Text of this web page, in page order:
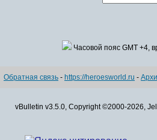
Часовой пояс GMT +4,
Обратная связь - https://heroesworld.ru -
vBulletin v3.5.0, Copyright ©2000-2026,